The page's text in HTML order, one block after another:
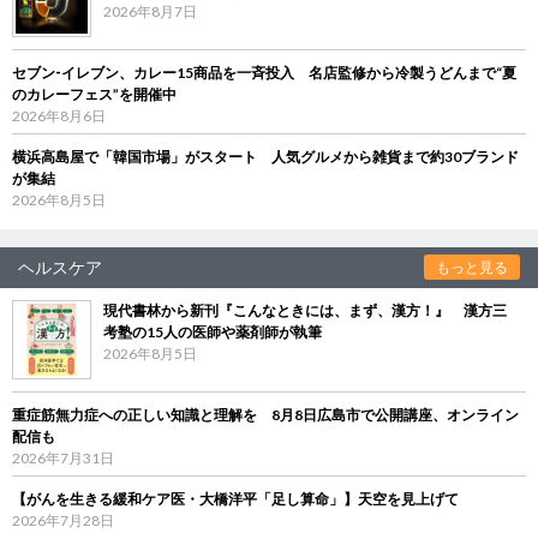
2026年8月7日
セブン‐イレブン、カレー15商品を一斉投入 名店監修から冷製うどんまで“夏
のカレーフェス”を開催中
2026年8月6日
横浜高島屋で「韓国市場」がスタート 人気グルメから雑貨まで約30ブランド
が集結
2026年8月5日
ヘルスケア もっと見る
現代書林から新刊『こんなときには、まず、漢方！』 漢方三
考塾の15人の医師や薬剤師が執筆
2026年8月5日
重症筋無力症への正しい知識と理解を 8月8日広島市で公開講座、オンライン
配信も
2026年7月31日
【がんを生きる緩和ケア医・大橋洋平「足し算命」】天空を見上げて
2026年7月28日